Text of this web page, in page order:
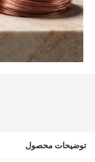
توضیحات محصول